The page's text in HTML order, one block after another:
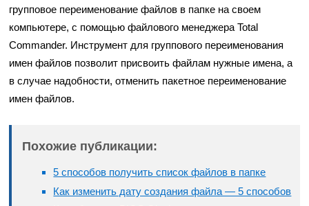
групповое переименование файлов в папке на своем
компьютере, с помощью файлового менеджера Total
Commander. Инструмент для группового переименования
имен файлов позволит присвоить файлам нужные имена, а
в случае надобности, отменить пакетное переименование
имен файлов.
Похожие публикации:
5 способов получить список файлов в папке
Как изменить дату создания файла — 5 способов